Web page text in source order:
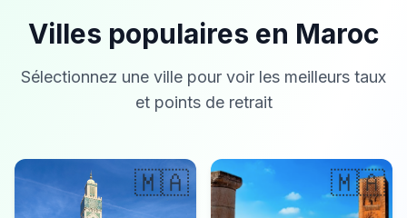
Villes populaires en Maroc
Sélectionnez une ville pour voir les meilleurs taux
et points de retrait
🇲🇦 🇲🇦